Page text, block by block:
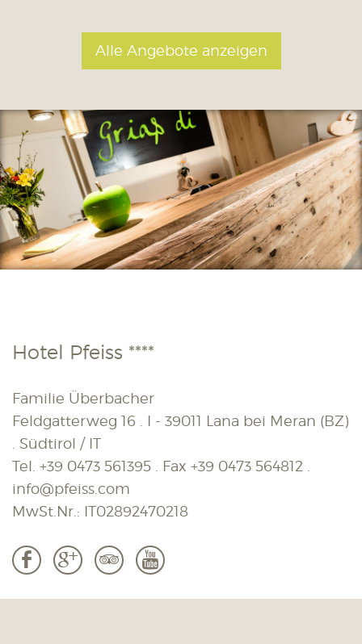
Alle Angebote anzeigen
Hotel Pfeiss ****
Familie Überbacher
Feldgatterweg 16 . I - 39011 Lana bei Meran (BZ)
. Südtirol / IT
Tel. +39 0473 561395 . Fax +39 0473 564812
info@pfeiss.com
MwSt.Nr.: IT02892470218
b c 3 r